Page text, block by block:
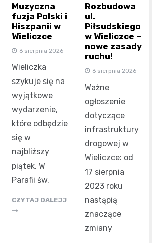
Muzyczna
fuzja Polski i
Hiszpanii w
Wieliczce
6 sierpnia 2026
Wieliczka
szykuje się na
wyjątkowe
wydarzenie,
które odbędzie
się w
najbliższy
piątek. W
Parafii św.
CZYTAJ DALEJJ
Rozbudowa
ul.
Piłsudskiego
w Wieliczce –
nowe zasady
ruchu!
6 sierpnia 2026
Ważne
ogłoszenie
dotyczące
infrastruktury
drogowej w
Wieliczce: od
17 sierpnia
2023 roku
nastąpią
znaczące
zmiany